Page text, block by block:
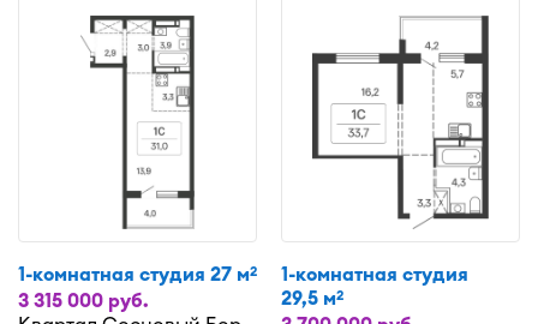
1-комнатная студия 27 м2
3 315 000 руб.
1-комнатная студия
29,5 м2